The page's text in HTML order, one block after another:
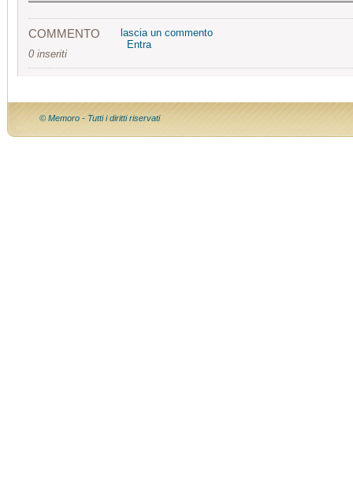
COMMENTO
0 inseriti
lascia un commento
Entra
© Memoro - Tutti i diritti riservati